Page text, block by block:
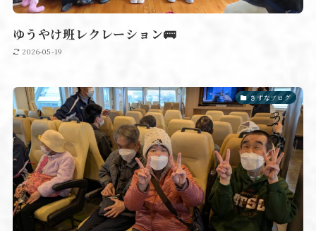
ゆうやけ班レクレーション🚌
2026-05-19
きずなブログ